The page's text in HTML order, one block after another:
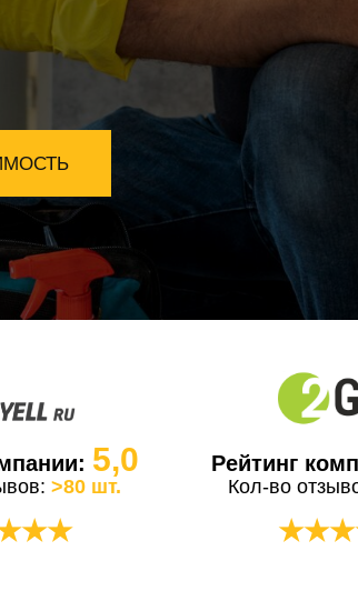
5,0
>80 шт.
Рейтинг
Кол-во